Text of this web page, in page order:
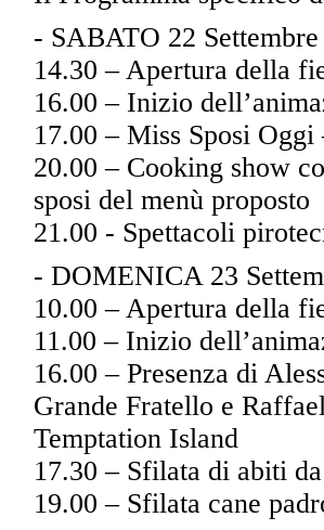
- SABATO 22
14.30 – Apertura della
16.00 – Inizio
17.00 – Miss Sposi
20.00 – Cooking show
sposi del menù proposto
21.00 - Spettacoli
- DOMENICA 23
10.00 – Apertura della
11.00 – Inizio
16.00 – Presenza di
Grande Fratello e
Temptation Island
17.30 – Sfilata di abiti
19.00 – Sfilata cane